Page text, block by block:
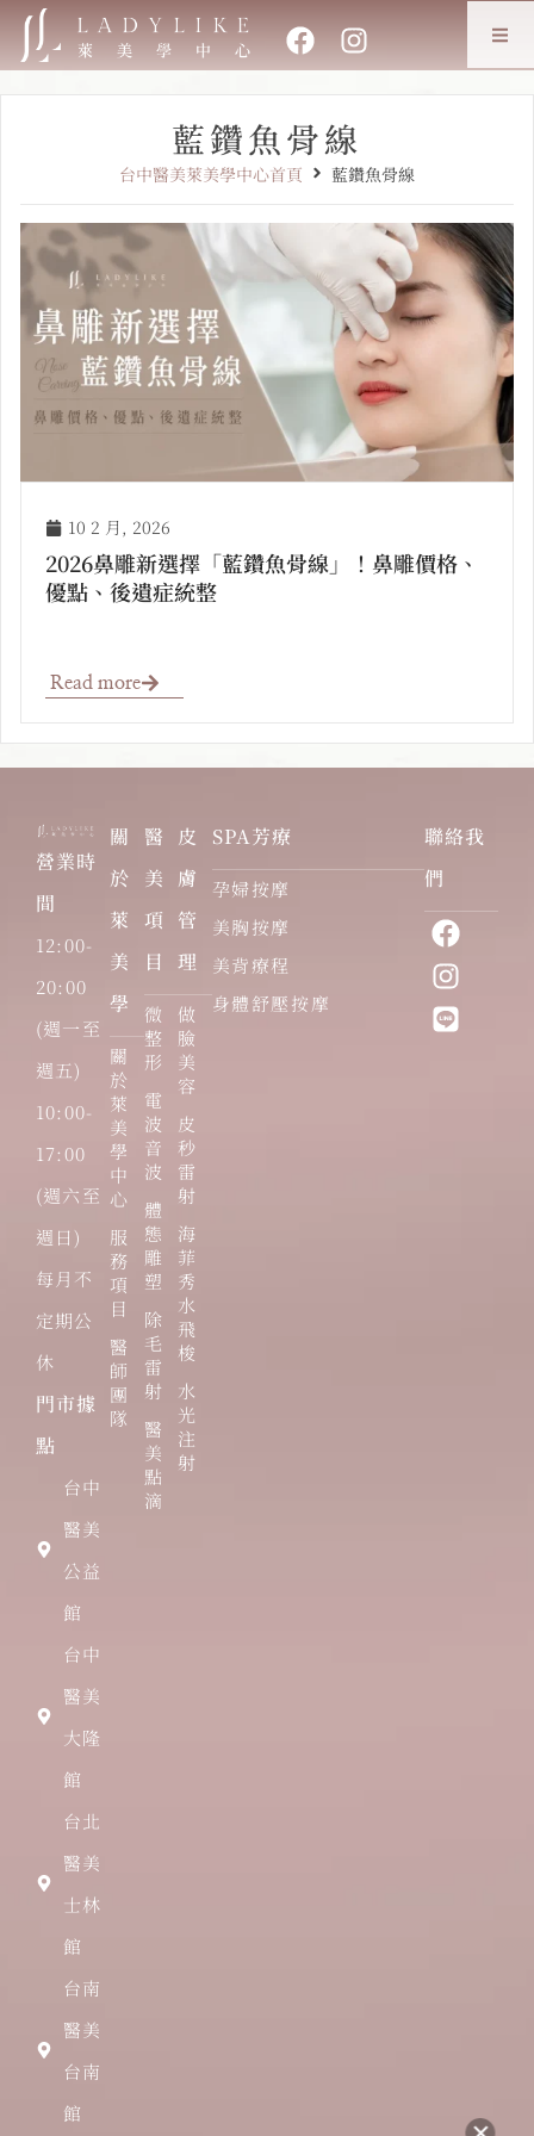
藍鑽魚骨線
台中醫美萊美學中心首頁 藍鑽魚骨線
10 2 月, 2026
2026鼻雕新選擇「藍鑽魚骨線」！鼻雕價格、
優點、後遺症統整
Read more
營業時
間
12:00-
20:00
(週一至
週五)
10:00-
17:00
(週六至
週日)
每月不
定期公
休
門市據
點
台中
醫美
公益
館
台中
醫美
大隆
館
台北
醫美
士林
館
台南
醫美
台南
館
關
於
萊
美
學
關
於
萊
美
學
中
心
服
務
項
目
醫
師
團
隊
醫
美
項
目
微
整
形
電
波
音
波
體
態
雕
塑
除
毛
雷
射
醫
美
點
滴
皮
膚
管
理
做
臉
美
容
皮
秒
雷
射
海
菲
秀
水
飛
梭
水
光
注
射
SPA芳療
孕婦按摩
美胸按摩
美背療程
身體舒壓按摩
聯絡我
們